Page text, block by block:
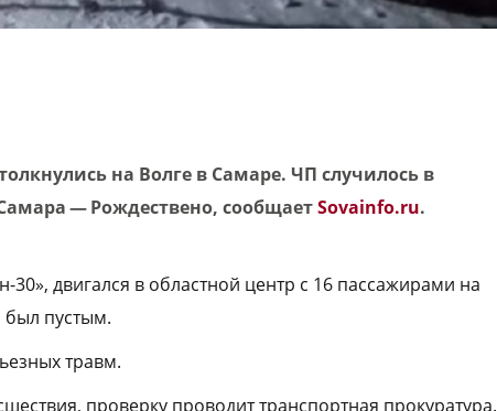
на Волге в Самаре. ЧП случилось в
— Рождествено, сообщаетSovainfo.ru.
30», двигался в областной центр с 16 пассажирами на
был пустым.
травм.
проверку проводит транспортная прокуратура.